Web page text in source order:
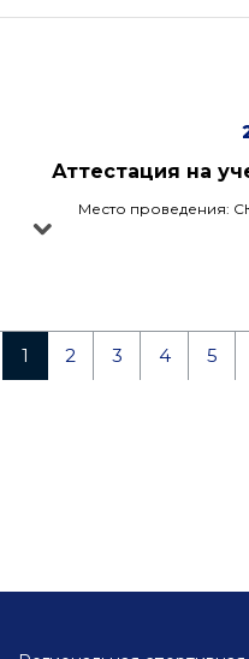
Аттестация на
Место проведения:
1 2 3 4 5